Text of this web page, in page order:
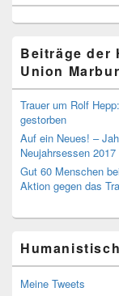
Beiträge der
Union
Trauer um Rolf
gestorben
Auf ein Neues! –
Neujahrsessen 2017
Gut 60 Menschen
Aktion gegen das
Meine Tweets